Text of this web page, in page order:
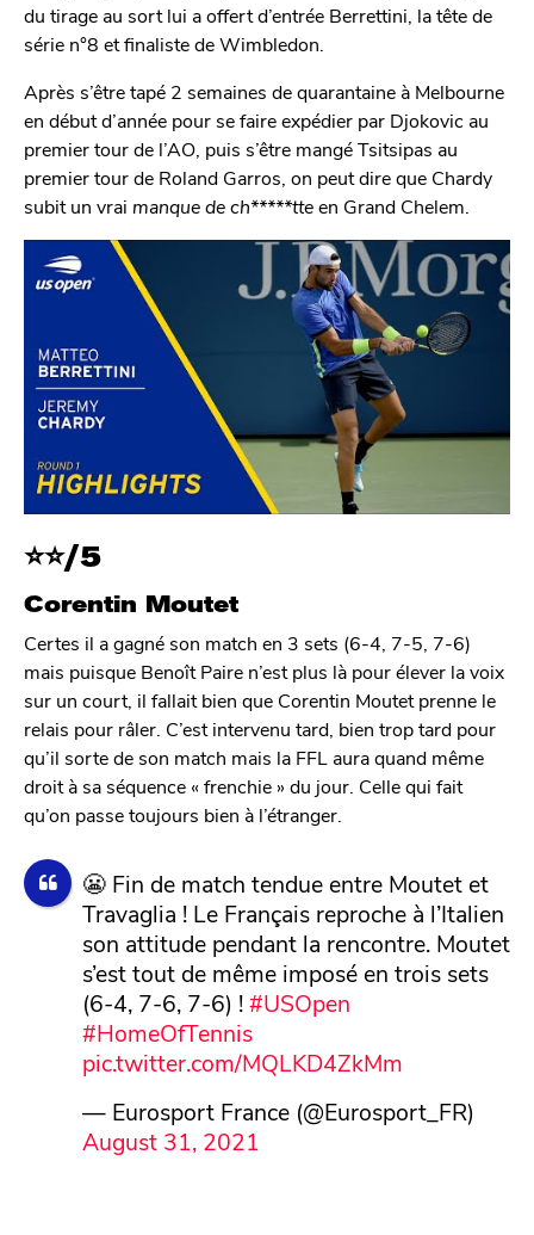
du tirage au sort lui a offert d’entrée Berrettini, la tête de
série n°8 et finaliste de Wimbledon.
Après s’être tapé 2 semaines de quarantaine à Melbourne
en début d’année pour se faire expédier par Djokovic au
premier tour de l’AO, puis s’être mangé Tsitsipas au
premier tour de Roland Garros, on peut dire que Chardy
subit un vrai manque de ch*****tteen Grand Chelem.
⭐⭐/5
Corentin Moutet
Certes il a gagné son match en 3 sets (6-4, 7-5, 7-6)
mais puisque Benoît Paire n’est plus là pour élever la voix
sur un court, il fallait bien que Corentin Moutet prenne le
relais pour râler. C’est intervenu tard, bien trop tard pour
qu’il sorte de son match mais la FFL aura quand même
droit à sa séquence « frenchie » du jour. Celle qui fait
qu’on passe toujours bien à l’étranger.
😬 Fin de match tendue entre Moutet et
Travaglia ! Le Français reproche à l’Italien
son attitude pendant la rencontre. Moutet
s’est tout de même imposé en trois sets
(6-4, 7-6, 7-6) !#USOpen
#HomeOfTennis
pic.twitter.com/MQLKD4ZkMm
— Eurosport France (@Eurosport_FR)
August 31, 2021